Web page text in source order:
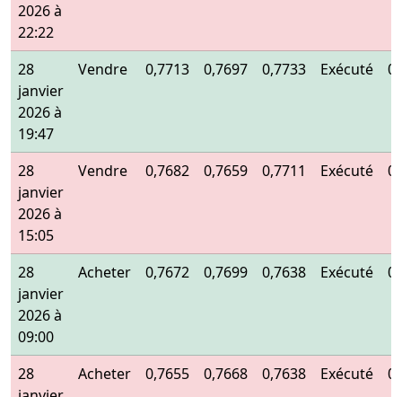
2026 à
22:22
28
janvier
2026 à
19:47
Vendre 0,7713 0,7697 0,7733 Exécuté
28
janvier
2026 à
15:05
Vendre 0,7682 0,7659 0,7711 Exécuté
28
janvier
2026 à
09:00
Acheter 0,7672 0,7699 0,7638 Exécuté
28
Acheter 0,7655 0,7668 0,7638 Exécuté